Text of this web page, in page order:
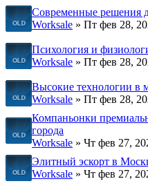
Современные решения
Worksale » Пт фев 28,
Психология и
Worksale » Пт фев 28,
Высокие технологии в
Worksale » Пт фев 28,
Компаньонки
города
Worksale » Чт фев 27,
Элитный эскорт в
Worksale » Чт фев 27,